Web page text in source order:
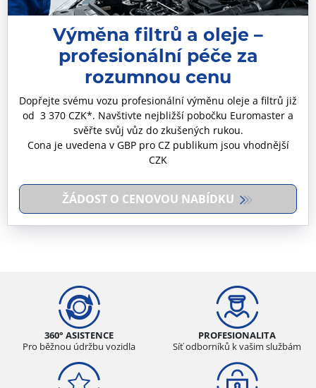
Výměna filtrů a oleje –
profesionální péče za
rozumnou cenu
Dopřejte svému vozu profesionální výměnu oleje a filtrů již
od 3 370 CZK*. Navštivte nejbližší pobočku Euromaster a
svěřte svůj vůz do zkušených rukou.
Cona je uvedena v GBP pro CZ publikum jsou vhodnější
CZK
ŽÁDOST O CENOVOU NABÍDKU
360° ASISTENCE
Pro běžnou údržbu vozidla
PROFESIONALITA
Síť odborníků k vašim službám